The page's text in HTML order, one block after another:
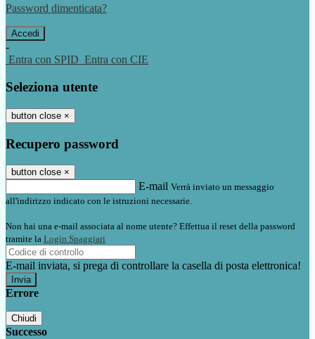
Password dimenticata?
-
Entra con SPID Entra con CIE
Seleziona utente
button close ×
Recupero password
button close ×
E-mail Verrà inviato un messaggio
all'indirizzo indicato con le istruzioni necessarie.
Non hai una e-mail associata al nome utente? Effettua il reset della password
tramite la Login Spaggiari
E-mail inviata, si prega di controllare la casella di posta elettronica!
Errore
Chiudi
Successo